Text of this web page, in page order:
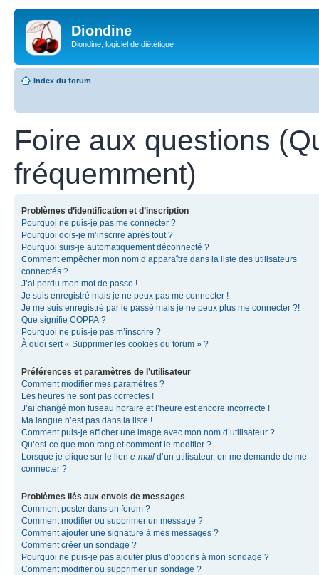
Diondine
Diondine, logiciel de diététique
Index du forum
Foire aux questions
fréquemment)
Problèmes d’identification et d’inscription
Pourquoi ne puis-je pas me connecter ?
Pourquoi dois-je m’inscrire après tout ?
Pourquoi suis-je automatiquement déconnecté ?
Comment empêcher mon nom d’apparaître dans la liste des utilisateurs
connectés ?
J’ai perdu mon mot de passe !
Je suis enregistré mais je ne peux pas me connecter !
Je me suis enregistré par le passé mais je ne peux plus me connecter ?!
Que signifie COPPA ?
Pourquoi ne puis-je pas m’inscrire ?
À quoi sert « Supprimer les cookies du forum » ?
Préférences et paramètres de l’utilisateur
Comment modifier mes paramètres ?
Les heures ne sont pas correctes !
J’ai changé mon fuseau horaire et l’heure est encore incorrecte !
Ma langue n’est pas dans la liste !
Comment puis-je afficher une image avec mon nom d’utilisateur ?
Qu’est-ce que mon rang et comment le modifier ?
Lorsque je clique sur le lien e-mail d’un utilisateur, on me demande de me
connecter ?
Problèmes liés aux envois de messages
Comment poster dans un forum ?
Comment modifier ou supprimer un message ?
Comment ajouter une signature à mes messages ?
Comment créer un sondage ?
Pourquoi ne puis-je pas ajouter plus d’options à mon sondage ?
Comment modifier ou supprimer un sondage ?